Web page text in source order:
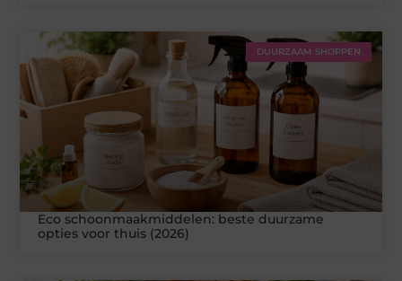
DUURZAAM SHOPPEN
Eco schoonmaakmiddelen: beste duurzame
opties voor thuis (2026)